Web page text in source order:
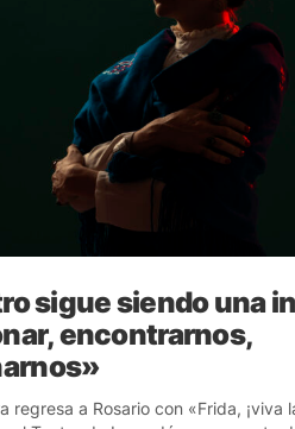
sigue siendo una
encontrarnos,
regresa a Rosario con «Frida, ¡viva